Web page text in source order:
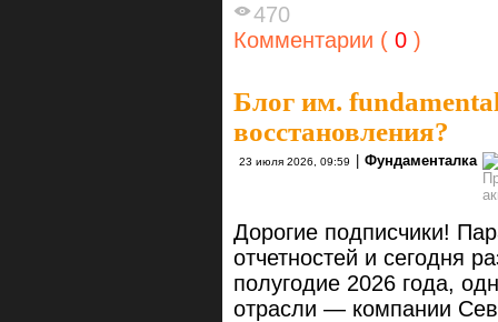
470
Комментарии ( 0 )
Блог им.
восстановления?
23 июля 2026, 09:59 | Фундаменталка
Дорогие подписчики!
отчетностей и сегодня
полугодие 2026 года,
отрасли — компании